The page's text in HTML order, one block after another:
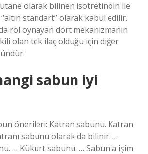
olarak bilinen isotretinoin ile
standart” olarak kabul edilir.
rol oynayan dört mekanizmanın
olan tek ilaç olduğu için diğer
sabun iyi
önerileri: Katran sabunu. Katran
sabunu olarak da bilinir. …
… Kükürt sabunu. … Sabunla işim